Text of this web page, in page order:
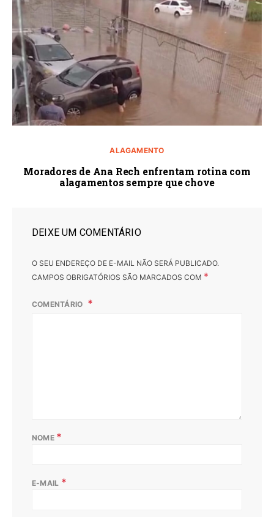
ALAGAMENTO
Moradores de Ana Rech enfrentam rotina com
alagamentos sempre que chove
DEIXE UM COMENTÁRIO
O SEU ENDEREÇO DE E-MAIL NÃO SERÁ PUBLICADO.
CAMPOS OBRIGATÓRIOS SÃO MARCADOS COM *
COMENTÁRIO
NOME *
E-MAIL *